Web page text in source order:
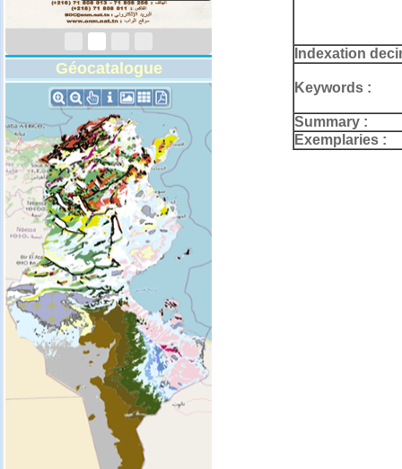
Géocatalogue
Indexation
Keywords :
Summary :
Exemplaries :